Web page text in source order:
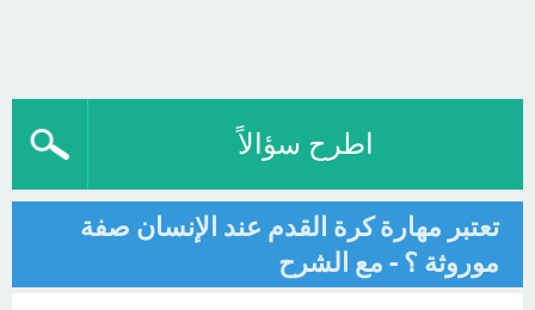
اطرح سؤالاً
تعتبر مهارة كرة القدم عند الإنسان صفة
موروثة ؟ - مع الشرح